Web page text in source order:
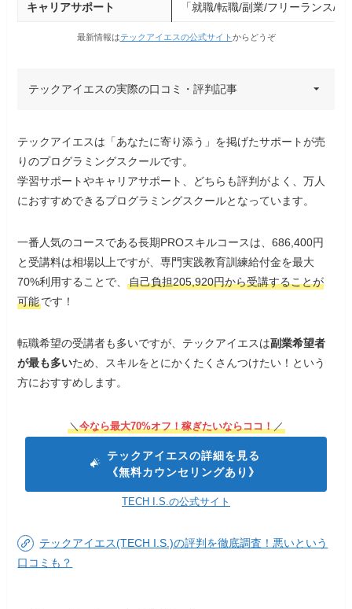
キャリアサポート 「就職/転職/副業/フリーランス/
最新情報はテックアイエスの公式サイト からどうぞ
テックアイエスの実際の口コミ・評判記事
案件獲得の流れやスキルを講師の人たちや仲間
に手伝ってもらいながら習得し、自分の力で案
テックアイエス(TECH I.S.)の評判を徹底調査！悪いと
いう口コミも？
テックアイエスは「あなたに寄り添う」を掲げたサポートが売
りのプログラミングスクールです。
学習サポートやキャリアサポート、どちらも評判がよく、万人
におすすめできるプログラミングスクールとなっています。
一番人気のコースである長期PROスキルコースは、686,400円
と受講料は相場以上ですが、専門実践教育訓練給付金を最大
70%利用することで、自己負担205,920円から受講することが
可能です！
転職希望の受講者も多いですが、テックアイエスは副業希望者
が最も多いため、スキルをとにかくたくさんつけたい！という
方におすすめします。
＼ 今なら最大70%オフ！稼ぎたいならココ！ ／
テックアイエスの詳細を見る
《無料カウンセリングあり》
TECH I.S.の公式サイト
テックアイエス(TECH I.S.)の評判を徹底調査！悪いという
口コミも？